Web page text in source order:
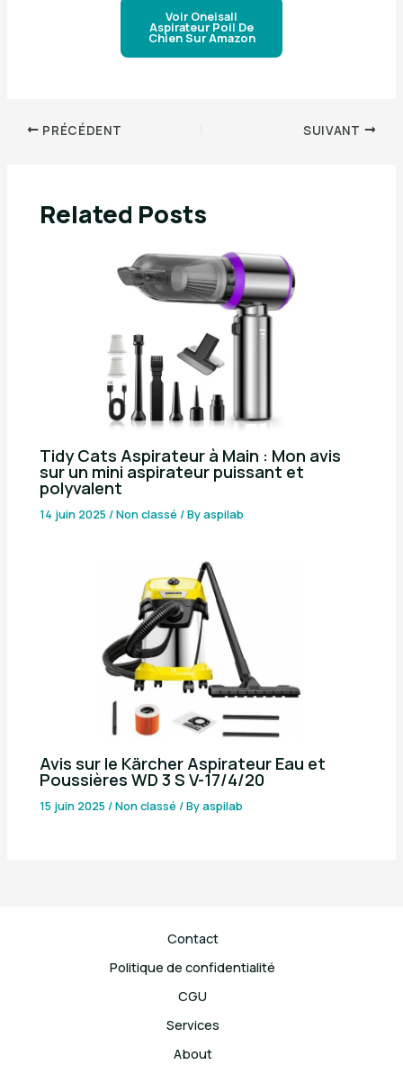
Voir Oneisall
Aspirateur Poil De
Chien Sur Amazon
PRÉCÉDENT SUIVANT
Related Posts
Tidy Cats Aspirateur à Main : Mon avis
sur un mini aspirateur puissant et
polyvalent
14 juin 2025 /Non classé / Byaspilab
Avis sur le Kärcher Aspirateur Eau et
Poussières WD 3 S V-17/4/20
15 juin 2025/Non classé / Byaspilab
Contact
Politique de confidentialité
CGU
Services
About